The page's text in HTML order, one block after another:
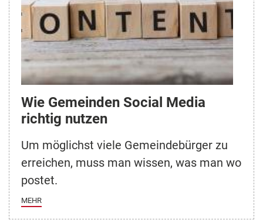
Wie Gemeinden Social Media
richtig nutzen
Um möglichst viele Gemeindebürger zu
erreichen, muss man wissen, was man wo
postet.
MEHR